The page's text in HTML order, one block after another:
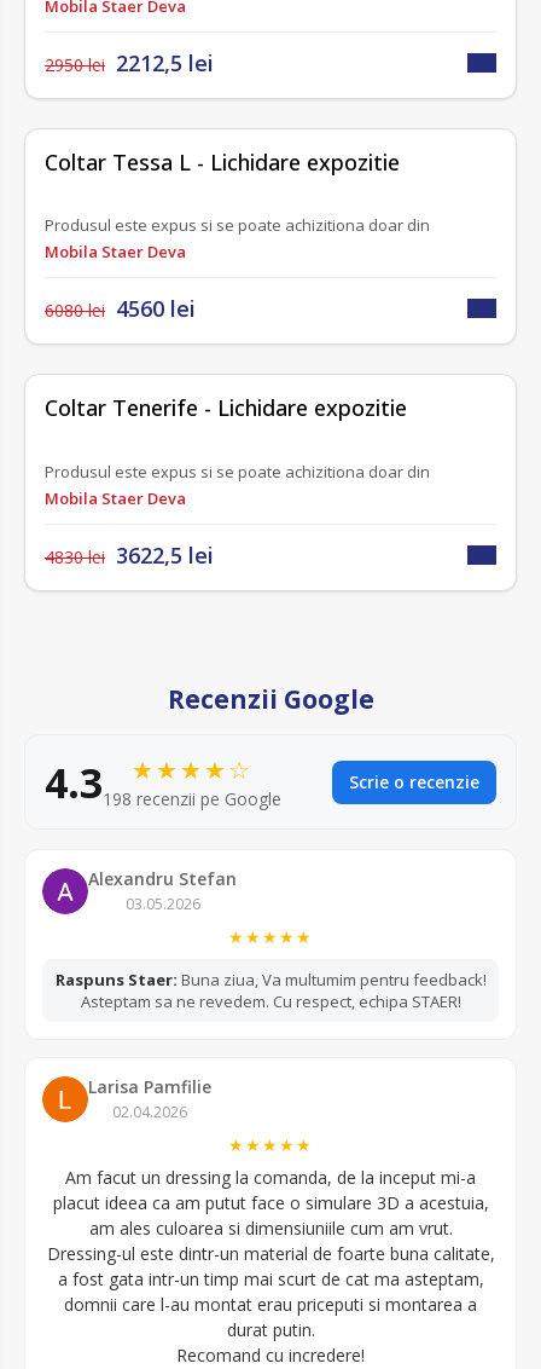
Mobila Staer Deva
2950 lei 2212,5 lei
LICHIDARE EXPOZITIE
-25%
Coltar Tessa L - Lichidare expozitie
Produsul este expus si se poate achizitiona doar din
Mobila Staer Deva
6080 lei 4560 lei
LICHIDARE EXPOZITIE
-25%
Coltar Tenerife - Lichidare expozitie
Produsul este expus si se poate achizitiona doar din
Mobila Staer Deva
4830 lei 3622,5 lei
Recenzii Google
4.3 ★★★★☆
198 recenzii pe Google
Scrie o recenzie
Alexandru Stefan
03.05.2026
★★★★★
Raspuns Staer: Buna ziua, Va multumim pentru feedback!
Asteptam sa ne revedem. Cu respect, echipa STAER!
Larisa Pamfilie
02.04.2026
★★★★★
Am facut un dressing la comanda, de la inceput mi-a
placut ideea ca am putut face o simulare 3D a acestuia,
am ales culoarea si dimensiuniile cum am vrut.
Dressing-ul este dintr-un material de foarte buna calitate,
a fost gata intr-un timp mai scurt de cat ma asteptam,
domnii care l-au montat erau priceputi si montarea a
durat putin.
Recomand cu incredere!